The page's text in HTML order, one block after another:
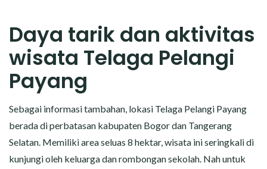
Daya tarik dan aktivitas
wisata Telaga Pelangi
Payang
Sebagai informasi tambahan, lokasi Telaga Pelangi Payang
berada di perbatasan kabupaten Bogor dan Tangerang
Selatan. Memiliki area seluas 8 hektar, wisata ini seringkali di
kunjungi oleh keluarga dan rombongan sekolah. Nah untuk